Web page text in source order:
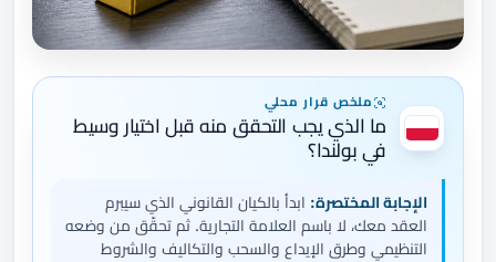
ملخص قرار محلي
ما الذي يجب التحقق منه قبل اختيار وسيط
في بولندا؟
الإجابة المختصرة: ابدأ بالكيان القانوني الذي سيبرم
العقد معك، لا باسم العلامة التجارية. ثم تحقّق من وضعه
التنظيمي وطرق الإيداع والسحب والتكاليف والشروط